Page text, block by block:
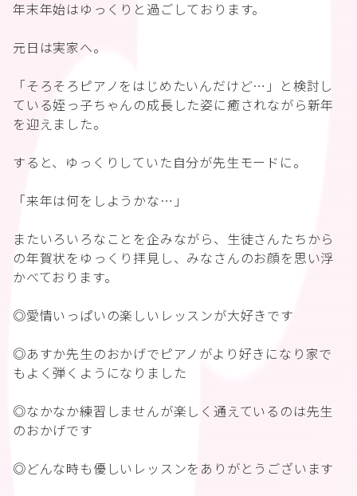
年末年始はゆっくりと過ごしております。
元日は実家へ。
「そろそろピアノをはじめたいんだけど…」と検討し
ている姪っ子ちゃんの成長した姿に癒されながら新年
を迎えました。
すると、ゆっくりしていた自分が先生モードに。
「来年は何をしようかな…」
またいろいろなことを企みながら、生徒さんたちから
の年賀状をゆっくり拝見し、みなさんのお顔を思い浮
かべております。
◎愛情いっぱいの楽しいレッスンが大好きです
◎あすか先生のおかげでピアノがより好きになり家で
もよく弾くようになりました
◎なかなか練習しませんが楽しく通えているのは先生
のおかげです
◎どんな時も優しいレッスンをありがとうございます